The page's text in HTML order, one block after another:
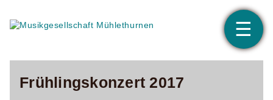
☰
Aktuell
Frühlingskonzert 2017